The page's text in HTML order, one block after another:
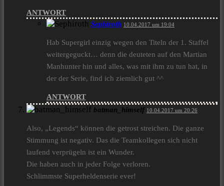
ANTWORT
Sephiroth 10.04.2017 um 19:04
Hab Supergirl einzig wegen den Titeln der 1. Staffel
weitergeguckt… denn die deuteten auf den Martian
Manhunter hin und alles, was mit ihm zu tun hat, in
der der Serie, find ich ziemlich gut ^^
ANTWORT
batman_himself 10.04.2017 um 20:26
Also, „Legends“ können die getrost streichen. Die ganze
Stimmung ist negativ. Das die Teamkollegen sich nicht
laufend verprügeln ist ein Wunder.
Die haben auch in jeder Folge verloren.
Schlimmste Superheldenserie ever!